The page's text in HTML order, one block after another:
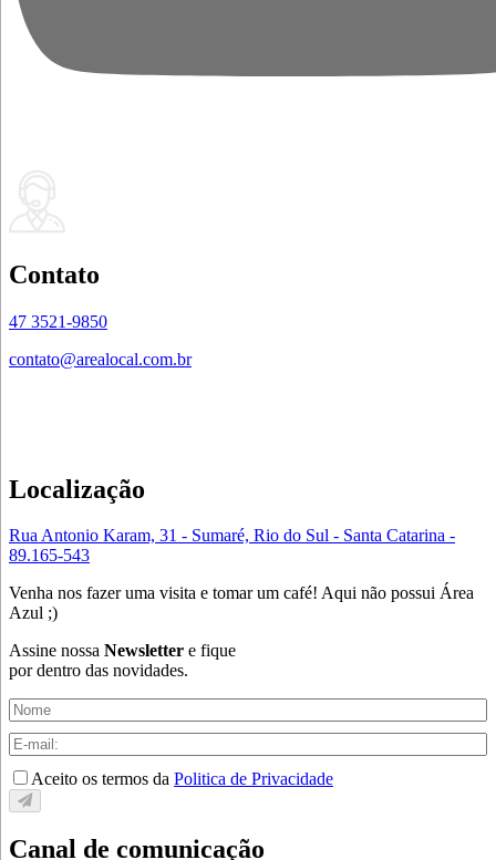
Contato
47 3521-9850
contato@arealocal.com.br
Localização
Rua Antonio Karam, 31 - Sumaré, Rio do Sul - Santa Catarina -
89.165-543
Venha nos fazer uma visita e tomar um café! Aqui não possui Área
Azul ;)
Assine nossa Newsletter e fique
por dentro das novidades.
Aceito os termos da Politica de Privacidade
Canal de comunicação